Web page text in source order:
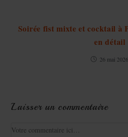
Soirée fist mixte et cocktail à
en détail
26 mai 2026
Laisser un commentaire